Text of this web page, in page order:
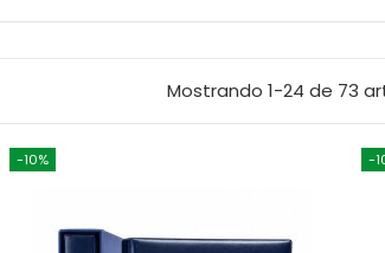
Mostrando 1-24 de 73
-10% -